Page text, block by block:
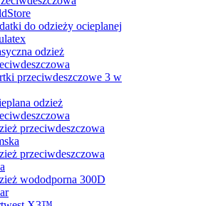
do odzieży ocieplanej
odzież
przeciwdeszczowe 3 w
odzież
przeciwdeszczowa
przeciwdeszczowa
wododporna 300D